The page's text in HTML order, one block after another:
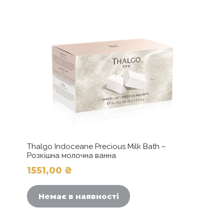
Thalgo Indoceane Precious Milk Bath –
Розкішна молочна ванна
1551,00 ₴
Немає в наявності